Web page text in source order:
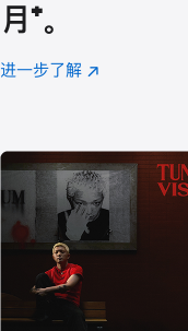
月 脚
注
⁺。
进一步了解 Apple
(在
口
中
打
开)